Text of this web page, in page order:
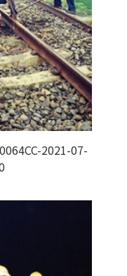
2021-07-